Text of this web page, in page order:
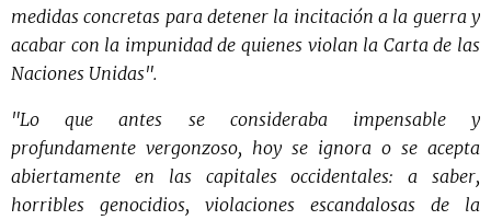
medidas concretas para detener la incitación a la guerra y
acabar con la impunidad de quienes violan la Carta de las
Naciones Unidas".
"Lo que antes se consideraba impensable y
profundamente vergonzoso, hoy se ignora o se acepta
abiertamente en las capitales occidentales: a saber,
horribles genocidios, violaciones escandalosas de la